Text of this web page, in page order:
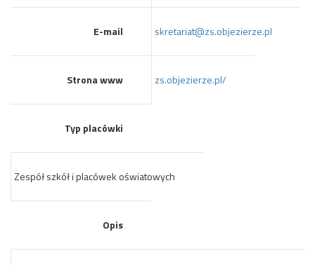
E-mail skretariat@zs.objezierze.pl
Strona www zs.objezierze.pl/
Typ placówki
Zespół szkół i placówek oświatowych
Opis